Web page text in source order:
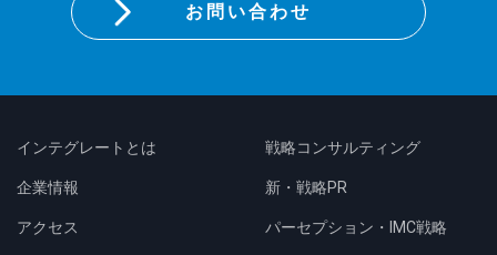
お問い合わせ
インテグレートとは
企業情報
アクセス
戦略コンサルティング
新・戦略PR
パーセプション・IMC戦略